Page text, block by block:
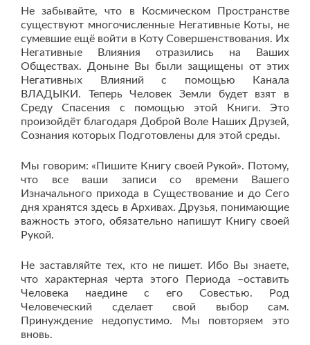
Не забывайте, что в Космическом Пространстве
существуют многочисленные Негативные Коты, не
сумевшие ещё войти в Коту Совершенствования. Их
Негативные Влияния отразились на Ваших
Обществах. Доныне Вы были защищены от этих
Негативных Влияний с помощью Канала
ВЛАДЫКИ. Теперь Человек Земли будет взят в
Среду Спасения с помощью этой Книги. Это
произойдёт благодаря Доброй Воле Наших Друзей,
Сознания которых Подготовлены для этой среды.
Мы говорим: «Пишите Книгу своей Рукой». Потому,
что все ваши записи со времени Вашего
Изначального прихода в Существование и до Сего
дня хранятся здесь в Архивах. Друзья, понимающие
важность этого, обязательно напишут Книгу своей
Рукой.
Не заставляйте тех, кто не пишет. Ибо Вы знаете,
что характерная черта этого Периода –оставить
Человека наедине с его Совестью. Род
Человеческий сделает свой выбор сам.
Принуждение недопустимо. Мы повторяем это
вновь.